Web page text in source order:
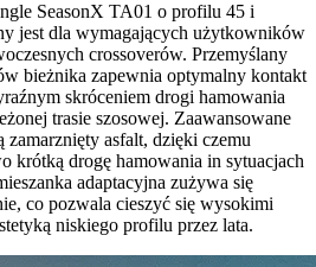
SeasonX TA01 o profilu 45 i
jest dla wymagających użytkowników
crossoverów. Przemyślany
bieżnika zapewnia optymalny kontakt
skróceniem drogi hamowania
trasie szosowej. Zaawansowane
asfalt, dzięki czemu
krótką drogę hamowania in sytuacjach
adaptacyjna zużywa się
co pozwala cieszyć się wysokimi
niskiego profilu przez lata.